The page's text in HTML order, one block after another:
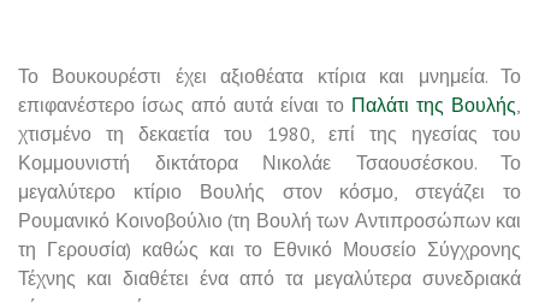
Το Βουκουρέστι έχει αξιοθέατα κτίρια και μνημεία. Το
επιφανέστερο ίσως από αυτά είναι το Παλάτι της Βουλής
χτισμένο τη δεκαετία του 1980, επί της ηγεσίας του
Κομμουνιστή δικτάτορα Νικολάε Τσαουσέσκου. Το
μεγαλύτερο κτίριο Βουλής στον κόσμο, στεγάζει το
Ρουμανικό Κοινοβούλιο (τη Βουλή των Αντιπροσώπων και
τη Γερουσία) καθώς και το Εθνικό Μουσείο Σύγχρονης
Τέχνης και διαθέτει ένα από τα μεγαλύτερα συνεδριακά